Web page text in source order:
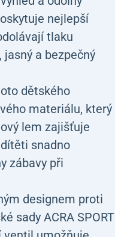
nejlepší
tlaku
a bezpečný
dětského
materiálu, který
lem zajišťuje
snadno
zábavy při
designem proti
sady ACRA SPORT